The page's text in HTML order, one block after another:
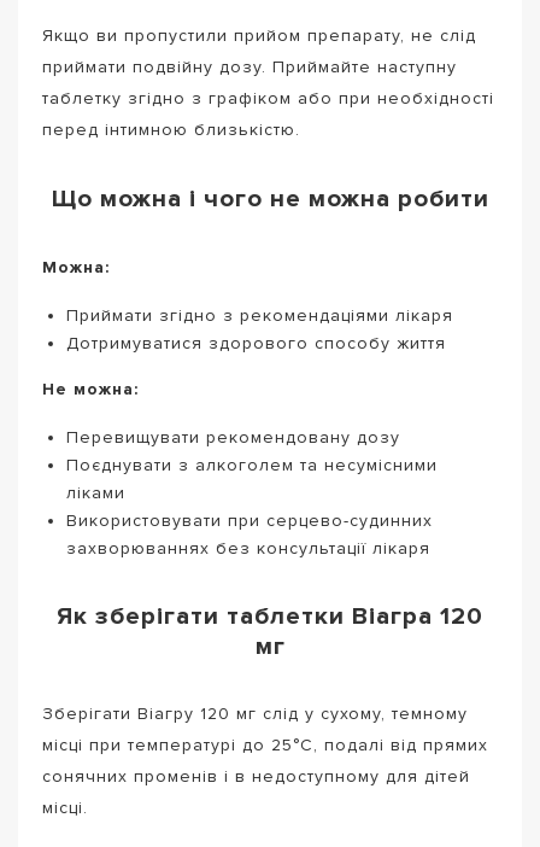
Якщо ви пропустили прийом препарату, не слід
приймати подвійну дозу. Приймайте наступну
таблетку згідно з графіком або при необхідності
перед інтимною близькістю.
Що можна і чого не можна робити
Можна:
Приймати згідно з рекомендаціями лікаря
Дотримуватися здорового способу життя
Не можна:
Перевищувати рекомендовану дозу
Поєднувати з алкоголем та несумісними
ліками
Використовувати при серцево-судинних
захворюваннях без консультації лікаря
Як зберігати таблетки Віагра 120
мг
Зберігати Віагру 120 мг слід у сухому, темному
місці при температурі до 25°C, подалі від прямих
сонячних променів і в недоступному для дітей
місці.